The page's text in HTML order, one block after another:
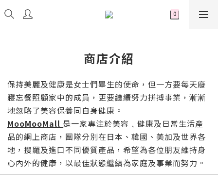
商店介紹
保持美麗及健康是女士們畢生的使命，但一方要每天廢
寢忘餐照顧家中的成員，更要繼續努力拼搏事業，漸漸
地忽略了美容保養同自身健康。
MooMooMall 是一家專注於美容﹑健康及日常生活產
品的網上商店，團隊分別在日本、韓國、美加及世界各
地，搜羅及進口不同優質產品，希望為各位朋友維持身
心內外的健康，以最佳狀態繼續為家庭及事業而努力。